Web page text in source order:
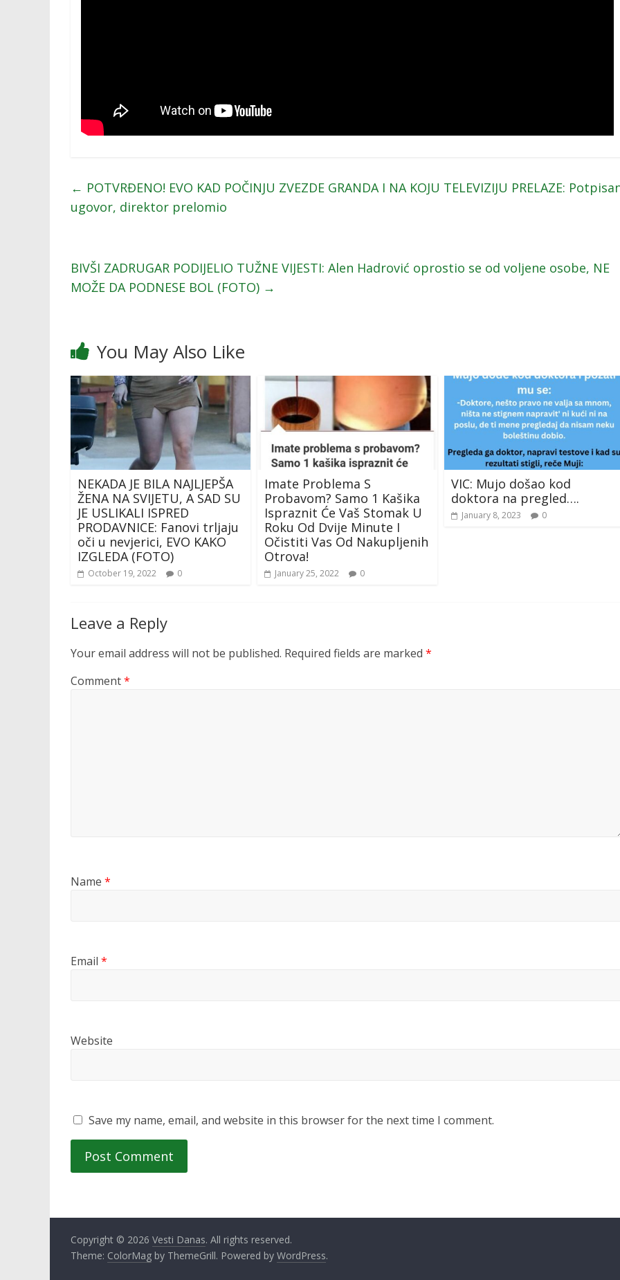
← POTVRĐENO! EVO KAD POČINJU ZVEZDE GRANDA I NA KOJU TELEVIZIJU PRELAZE:
ugovor, direktor prelomio
BIVŠI ZADRUGAR PODIJELIO TUŽNE VIJESTI: Alen Hadrović oprostio se od voljene osobe, NE
MOŽE DA PODNESE BOL (FOTO) →
You May Also Like
NEKADA JE BILA NAJLJEPŠA
ŽENA NA SVIJETU, A SAD SU
JE USLIKALI ISPRED
PRODAVNICE: Fanovi trljaju
oči u nevjerici, EVO KAKO
IZGLEDA (FOTO)
October 19, 2022 0
Imate Problema S
Probavom? Samo 1 Kašika
Ispraznit Će Vaš Stomak U
Roku Od Dvije Minute I
Očistiti Vas Od Nakupljenih
Otrova!
January 25, 2022 0
VIC: Mujo došao kod
doktora na pregled….
January 8, 2023 0
Leave a Reply
Your email address will not be published. Required fields are marked *
Comment*
Name *
Email *
Website
Save my name, email, and website in this browser for the next time I comment.
Copyright © 2026 Vesti Danas. All rights reserved.
Theme: ColorMag by ThemeGrill. Powered by WordPress.